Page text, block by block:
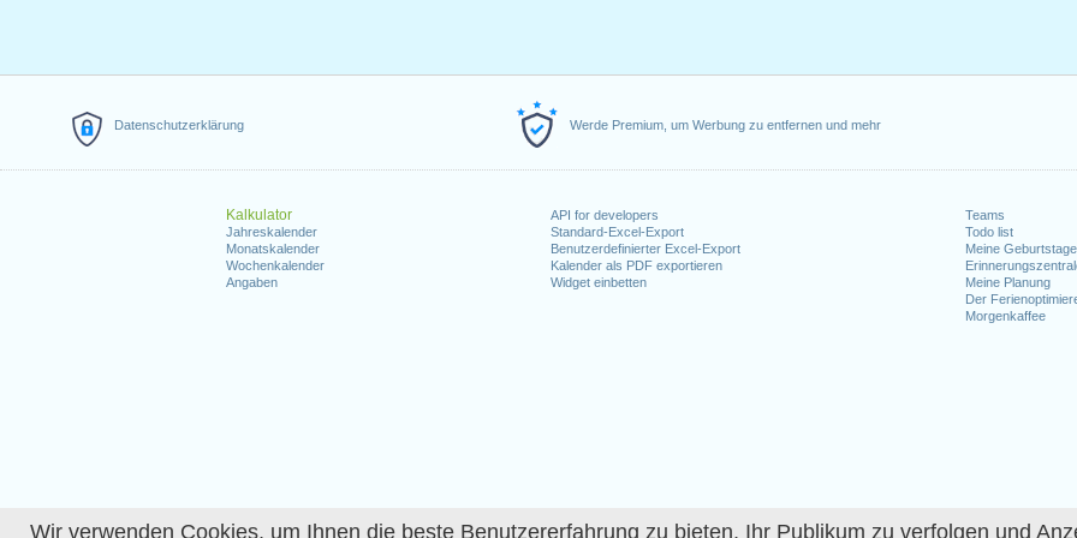
Wir verwenden Cookies, um Ihnen die beste Benutzererfahrung zu bieten, Ihr Publikum zu verfolgen und
Datenschutzerklärung Werde Premium, um Werbung zu entfernen und mehr
Kalkulator
Jahreskalender
Monatskalender
Wochenkalender
Angaben
API for developers
Standard-Excel-Export
Benutzerdefinierter Excel-Export
Kalender als PDF exportieren
Widget einbetten
Teams
Todo list
Meine Geburtstage
Meine Planung
Der
Morgenkaffee